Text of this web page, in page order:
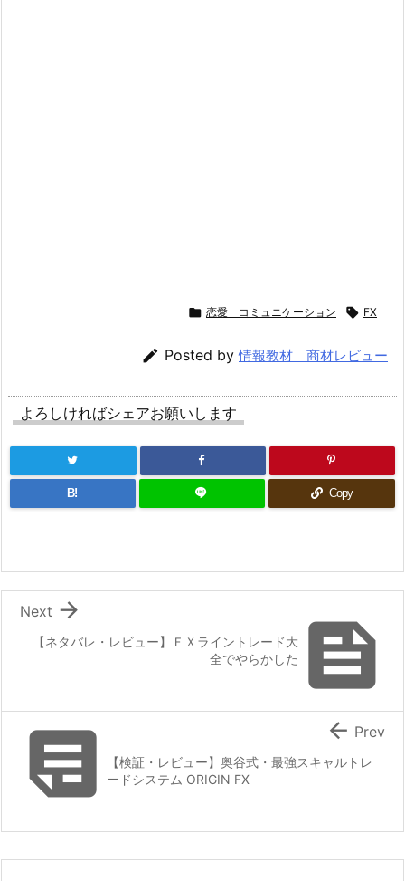
 恋愛 コミュニケーション  FX
 Posted by情報教材 商材レビュー
よろしければシェアお願いします
B! Copy

【ネタバレ・レビュー】ＦＸライントレード大
全でやらかした

Next
 【検証・レビュー】奥谷式・最強スキャルトレ
ードシステム ORIGIN FX
 Prev